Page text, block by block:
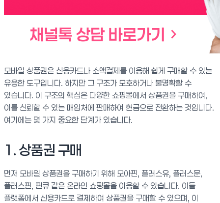
모바일 상품권은 신용카드나 소액결제를 이용해 쉽게 구매할 수 있는
유용한 도구입니다. 하지만 그 구조가 모호하거나 불명확할 수
있습니다. 이 구조의 핵심은 다양한 쇼핑몰에서 상품권을 구매하여,
이를 신뢰할 수 있는 매입처에 판매하여 현금으로 전환하는 것입니다.
여기에는 몇 가지 중요한 단계가 있습니다.
1. 상품권 구매
먼저 모바일 상품권을 구매하기 위해 모아핀, 플러스유, 플러스문,
플러스핀, 핀큐 같은 온라인 쇼핑몰을 이용할 수 있습니다. 이들
플랫폼에서 신용카드로 결제하여 상품권을 구매할 수 있으며, 이